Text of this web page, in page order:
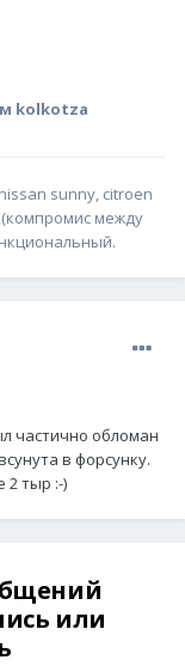
kolkotza
sunny, citroen
(компромис между
частично обломан
в форсунку.
2 тыр :-)
или